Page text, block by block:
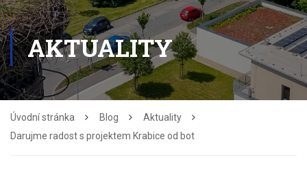
AKTUALITY
Úvodní stránka Blog
Aktuality
Darujme radost s projektem Krabice od bot